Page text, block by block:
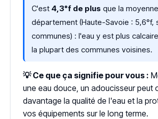
C'est 4,3°f de plus que la
département (Haute-Savoie : 5,6°f,
communes) : l'eau y est plus
la plupart des communes voisines.
💡 Ce que ça signifie pour vous :
une eau douce, un adoucisseur peut
davantage la qualité de l'eau et la
vos équipements sur le long terme.